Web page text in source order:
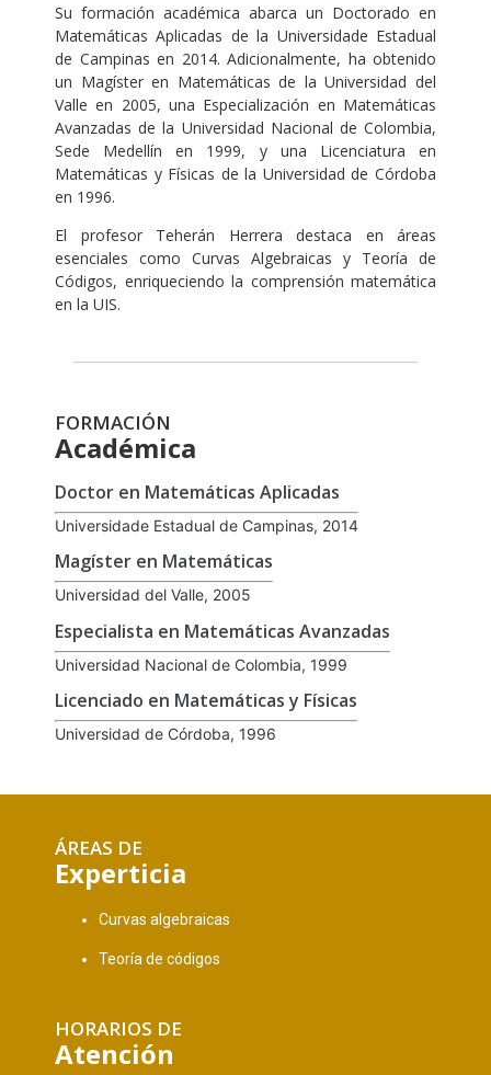
Su formación académica abarca un Doctorado en
Matemáticas Aplicadas de la Universidade Estadual
de Campinas en 2014. Adicionalmente, ha obtenido
un Magíster en Matemáticas de la Universidad del
Valle en 2005, una Especialización en Matemáticas
Avanzadas de la Universidad Nacional de Colombia,
Sede Medellín en 1999, y una Licenciatura en
Matemáticas y Físicas de la Universidad de Córdoba
en 1996.
El profesor Teherán Herrera destaca en áreas
esenciales como Curvas Algebraicas y Teoría de
Códigos, enriqueciendo la comprensión matemática
en la UIS.
FORMACIÓN
Académica
Doctor en Matemáticas Aplicadas
Universidade Estadual de Campinas, 2014
Magíster en Matemáticas
Universidad del Valle, 2005
Especialista en Matemáticas Avanzadas
Universidad Nacional de Colombia, 1999
Licenciado en Matemáticas y Físicas
Universidad de Córdoba, 1996
ÁREAS DE
Experticia
Curvas algebraicas
Teoría de códigos
HORARIOS DE
Atención